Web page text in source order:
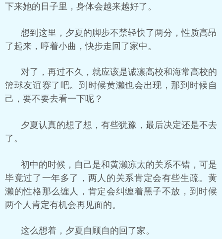
下来她的日子里，身体会越来越好了。
想到这里，夕夏的脚步不禁轻快了两分，性质高昂
了起来，哼着小曲，快步走回了家中。
对了，再过不久，就应该是诚凛高校和海常高校的
篮球友谊赛了吧。到时候黄濑也会出现，那到时候自
己，要不要去看一下呢？
夕夏认真的想了想，有些犹豫，最后决定还是不去
了。
初中的时候，自己是和黄濑凉太的关系不错，可是
毕竟过了一年多了，两人的关系肯定会有些生疏。黄
濑的性格那么缠人，肯定会纠缠着黑子不放，到时候
两个人肯定有机会再见面的。
这么想着，夕夏自顾自的回了家。